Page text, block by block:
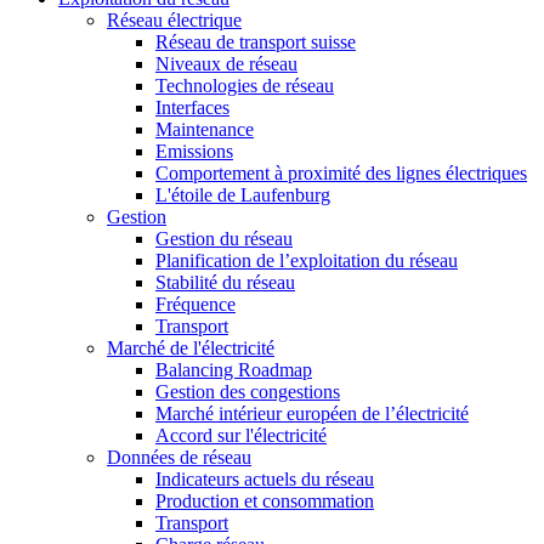
Réseau électrique
Réseau de transport suisse
Niveaux de réseau
Technologies de réseau
Interfaces
Maintenance
Emissions
Comportement à proximité des lignes électriques
L'étoile de Laufenburg
Gestion
Gestion du réseau
Planification de l’exploitation du réseau
Stabilité du réseau
Fréquence
Transport
Marché de l'électricité
Balancing Roadmap
Gestion des congestions
Marché intérieur européen de l’électricité
Accord sur l'électricité
Données de réseau
Indicateurs actuels du réseau
Production et consommation
Transport